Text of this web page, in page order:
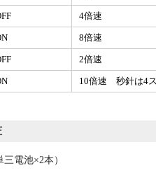
4倍速
8倍速
2倍速
10倍速 秒針は4ス
電池×2本）